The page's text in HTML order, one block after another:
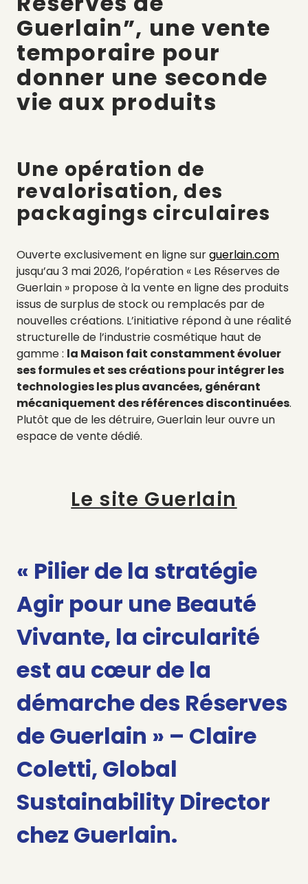
Guerlain”, une vente
temporaire pour
donner une seconde
vie aux produits
Une opération de
revalorisation, des
packagings circulaires
Ouverte exclusivement en ligne surguerlain.com
jusqu’au 3 mai 2026, l’opération « Les Réserves de
Guerlain » propose à la vente en ligne des produits
issus de surplus de stock ou remplacés par de
nouvelles créations. L’initiative répond à une réalité
structurelle de l’industrie cosmétique haut de
gamme : la Maison fait constamment évoluer
ses formules et ses créations pour intégrer les
technologies les plus avancées, générant
mécaniquement des références discontinuées.
Plutôt que de les détruire, Guerlain leur ouvre un
espace de vente dédié.
Le site Guerlain
« Pilier de la stratégie
Agir pour une Beauté
Vivante, la circularité
est au cœur de la
démarche des Réserves
de Guerlain » – Claire
Coletti, Global
Sustainability Director
chez Guerlain.